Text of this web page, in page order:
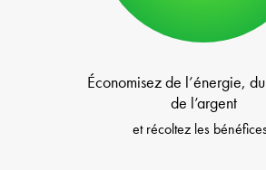
Économisez de l’énergie,
de l’argent
et récoltez les